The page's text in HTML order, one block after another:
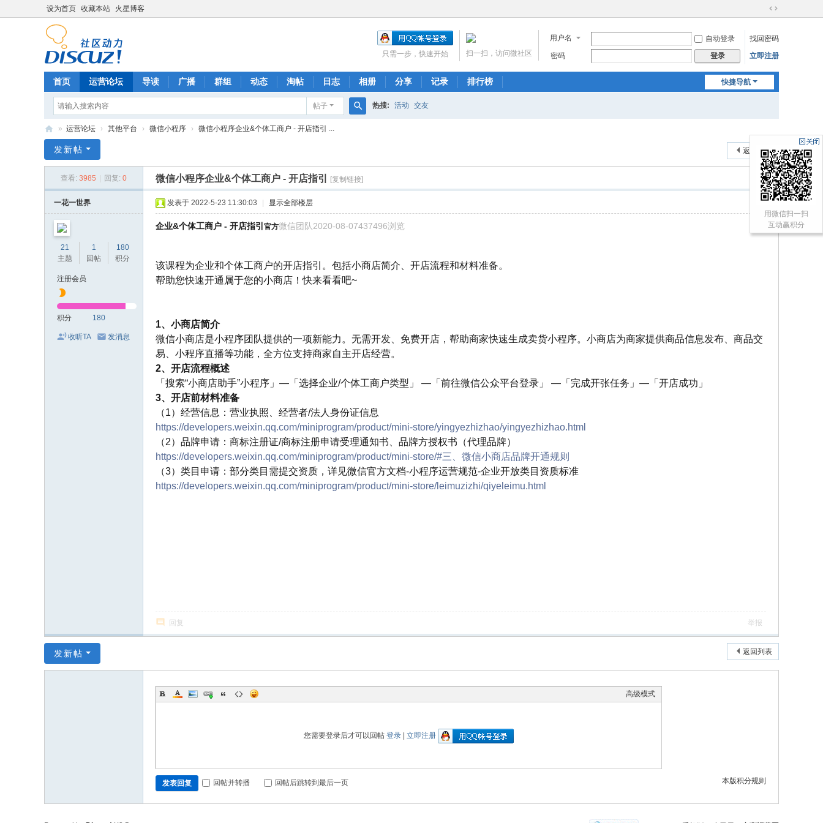
设为首页 收藏本站 火星博客
切
到
宽
用户名 自动登录
找回密码
密码
登录 立即注册
扫一扫，访问微社区
只需一步，快速开始
快捷导航
首页 运营论坛 导读 广播 群组 动态 淘帖 日志 相册 分享 记录 排行榜
帖子 热搜: 活动 交友
商
» 运营论坛 › 其他平台 › 微信小程序 › 微信小程序企业&个体工商户 - 开店指引 ...
返回列表
发新帖
查看: 3985 回复: 0 微信小程序企业&个体工商户 - 开店指引 [复制链接]
一花一世界
21
主题
1
回帖
180
积分
注册会员
积分 180
收听TA 发消息
发表于 2022-5-23 11:30:03 显示全部楼层
企业&个体工商户 - 开店指引 官方微信团队2020-08-07437496浏览
该课程为企业和个体工商户的开店指引。包括小商店简介、开店流程和材料准备。
帮助您快速开通属于您的小商店！快来看看吧~
1、小商店简介
微信小商店是小程序团队提供的一项新能力。无需开发、免费开店，帮助商家快速生成卖货小程序。小商店为商家提供商品信息发布、商品交
易、小程序直播等功能，全方位支持商家自主开店经营。
2、开店流程概述
「搜索“小商店助手”小程序」—「选择企业/个体工商户类型」 —「前往微信公众平台登录」 —「完成开张任务」—「开店成功」
3、开店前材料准备
（1）经营信息：营业执照、经营者/法人身份证信息
https://developers.weixin.qq.com/miniprogram/product/mini-store/yingyezhizhao/yingyezhizhao.html
（2）品牌申请：商标注册证/商标注册申请受理通知书、品牌方授权书（代理品牌）
https://developers.weixin.qq.com/miniprogram/product/mini-store/#三、微信小商店品牌开通规则
（3）类目申请：部分类目需提交资质，详见微信官方文档-小程序运营规范-企业开放类目资质标准
https://developers.weixin.qq.com/miniprogram/product/mini-store/leimuzizhi/qiyeleimu.html
回复 举报
返回列表
发新帖
高级模式
您需要登录后才可以回帖 登录 立即注册
本版积分规则
发表回复 回帖并转播 回帖后跳转到最后一页
用微信扫一扫
互动赢积分